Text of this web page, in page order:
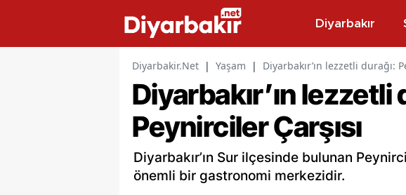
Diyarbakır
Diyarbakir.Net | Yaşam | Diyarbakır’ın lezzetli durağı:
Diyarbakır’ın lezzetli
Peynirciler Çarşısı
Diyarbakır’ın Sur ilçesinde bulunan
önemli bir gastronomi merkezidir.